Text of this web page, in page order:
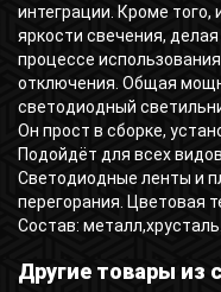
интеграции. Кроме того,
яркости свечения,
процессе
отключения. Общая
светодиодный
Он прост в сборке,
Подойдёт для всех
Светодиодные ленты и
перегорания. Цветовая
Состав:
Другие товары из